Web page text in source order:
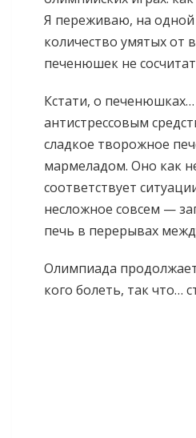
Я переживаю, на одной
количество умятых от
печенюшек не
Кстати, о
антистрессовым
сладкое творожное
мармеладом. Оно как
соответствует
несложное совсем —
печь в перерывах
Олимпиада
кого болеть, так что…